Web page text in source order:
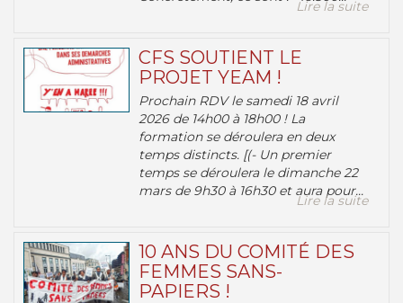
Lire la suite
CFS SOUTIENT LE
PROJET YEAM !
Prochain RDV le samedi 18 avril
2026 de 14h00 à 18h00 ! La
formation se déroulera en deux
temps distincts. [(- Un premier
temps se déroulera le dimanche 22
mars de 9h30 à 16h30 et aura pour...
Lire la suite
10 ANS DU COMITÉ DES
FEMMES SANS-
PAPIERS !